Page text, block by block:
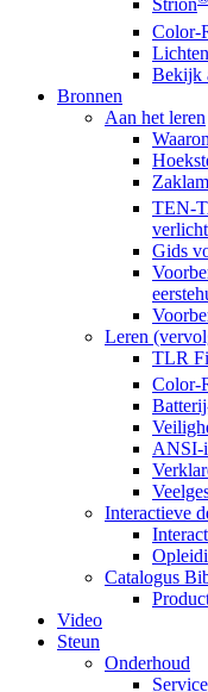
Strion
Color-
Bekijk
Bronnen
Aan het leren
TEN-
Gids
Leren
TLR
Color-
ANSI-
Interactieve
Catalogus
Video
Steun
Onderhoud